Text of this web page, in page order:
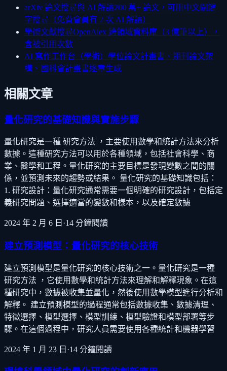
arXiv 論文搜尋與 AI 解讀200 萬+ 論文，可用中文關鍵
字搜尋（免費會員有 2 次 AI 解讀）
學術文獻搜尋OpenAlex 跨領域資料庫（3 億筆以上），
含被引用次數
AI 寫作工作台（學術） 學位論文計畫書、期刊論文架
構、國科會計畫書逐章生成
相關文章
量化研究的基礎知識與實施步驟
量化研究是一種 研究方法 ，主要使用數學和統計方法來分析
數據。這種研究方法可以用於各種領域，包括社會科學、商
業、醫學和工程。量化研究的主要目標是發現變數之間的關
係，並預測未來的趨勢或結果。 量化研究的基礎知識包括：
1. 研究設計：量化研究通常需要一個明確的研究設計，包括定
義研究問題、選擇適當的變數和樣本，以及確定數據
2024 年 2 月 6 日 ·14 分鐘閱讀
建立預測模型：量化研究的核心技術
建立預測模型是量化研究的核心技術之一。量化研究是一種
研究方法 ，它使用數學和統計方法來理解和解釋現象。在這
種研究中，數據被收集並量化，然後使用數學模型進行分析和
解釋。 建立預測模型的過程通常包括數據收集、數據清理、
特徵選擇、模型選擇、模型訓練、模型驗證和模型部署等步
驟。在這個過程中，研究人員需要使用各種統計和機器學習
2024 年 1 月 23 日 ·14 分鐘閱讀